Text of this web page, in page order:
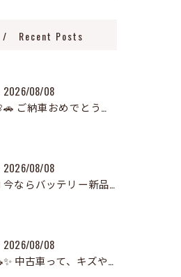
Recent Posts
2026/08/08
🌸🚗 ご納車おめでとうございます！ 🚗🌸
2026/08/08
🔋今ならバッテリー新品交換が無料！🚗✨
2026/08/08
🚗✨ 中古車って、キズやヘコミが多いイメージありませんか？✨